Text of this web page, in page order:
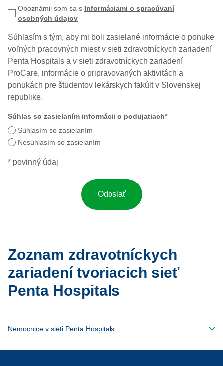
Oboznámil som sa s Informáciami o spracúvaní
osobných údajov
Súhlasím s tým, aby mi boli zasielané informácie o ponuke
voľných pracovných miest v sieti zdravotníckych zariadení
Penta Hospitals a v sieti zdravotníckych zariadení
ProCare, informácie o pripravovaných aktivitách a
ponukách pre študentov lekárskych fakúlt v Slovenskej
republike.
Súhlas so zasielaním informácii o podujatiach*
Súhlasím so zasielaním
Nesúhlasím so zasielaním
* povinný údaj
Zoznam zdravotníckych
zariadení tvoriacich sieť
Penta Hospitals
Nemocnice v sieti Penta Hospitals